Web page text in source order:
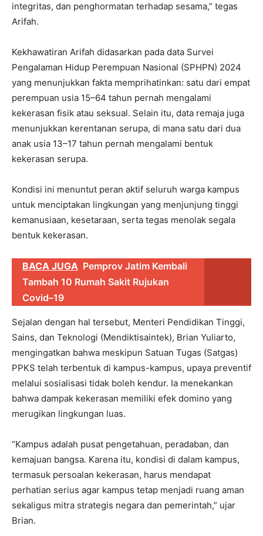
integritas, dan penghormatan terhadap sesama,” tegas
Arifah.
Kekhawatiran Arifah didasarkan pada data Survei
Pengalaman Hidup Perempuan Nasional (SPHPN) 2024
yang menunjukkan fakta memprihatinkan: satu dari empat
perempuan usia 15–64 tahun pernah mengalami
kekerasan fisik atau seksual. Selain itu, data remaja juga
menunjukkan kerentanan serupa, di mana satu dari dua
anak usia 13–17 tahun pernah mengalami bentuk
kekerasan serupa.
Kondisi ini menuntut peran aktif seluruh warga kampus
untuk menciptakan lingkungan yang menjunjung tinggi
kemanusiaan, kesetaraan, serta tegas menolak segala
bentuk kekerasan.
BACA JUGA Pemprov Jatim Kembali
Tambah 10 Rumah Sakit Rujukan
Covid–19
Sejalan dengan hal tersebut, Menteri Pendidikan Tinggi,
Sains, dan Teknologi (Mendiktisaintek), Brian Yuliarto,
mengingatkan bahwa meskipun Satuan Tugas (Satgas)
PPKS telah terbentuk di kampus-kampus, upaya preventif
melalui sosialisasi tidak boleh kendur. Ia menekankan
bahwa dampak kekerasan memiliki efek domino yang
merugikan lingkungan luas.
“Kampus adalah pusat pengetahuan, peradaban, dan
kemajuan bangsa. Karena itu, kondisi di dalam kampus,
termasuk persoalan kekerasan, harus mendapat
perhatian serius agar kampus tetap menjadi ruang aman
sekaligus mitra strategis negara dan pemerintah,” ujar
Brian.